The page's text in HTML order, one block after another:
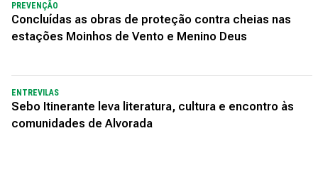
PREVENÇÃO
Concluídas as obras de proteção contra cheias nas
estações Moinhos de Vento e Menino Deus
ENTREVILAS
Sebo Itinerante leva literatura, cultura e encontro às
comunidades de Alvorada